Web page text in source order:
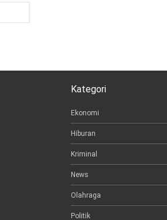
Kategori
Ekonomi
Hiburan
Kriminal
News
Olahraga
Politik